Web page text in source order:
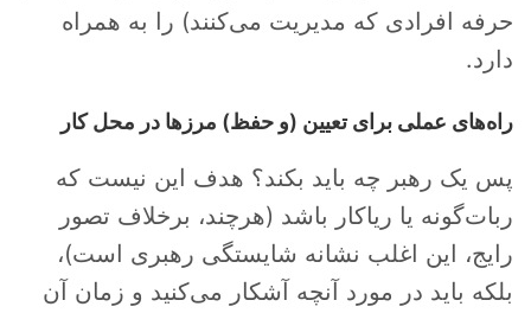
حرفه افرادی که مدیریت می‌کنند) را به همراه
دارد.
راه‌های عملی برای تعیین (و حفظ) مرزها در محل کار
پس یک رهبر چه باید بکند؟ هدف این نیست که
ربات‌گونه یا ریاکار باشد (هرچند، برخلاف تصور
رایج، این اغلب نشانه شایستگی رهبری است)،
بلکه باید در مورد آنچه آشکار می‌کنید و زمان آن